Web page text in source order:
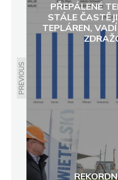
PREVIOUS
PŘEPÁLENÉ
STÁLE
TEPLÁREN,